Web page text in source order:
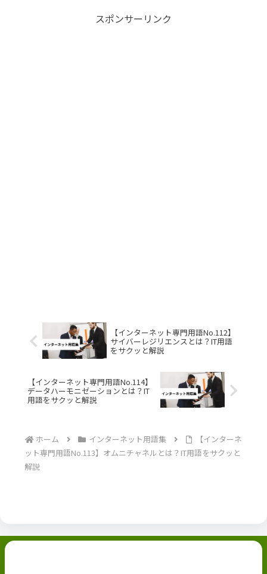
スポンサーリンク
【インターネット専門用語No.112】
サイバーレジリエンスとは？IT用語
をサクッと解説
【インターネット専門用語No.114】
データハーモニゼーションとは？IT
用語をサクッと解説
ホーム インターネット用語集
【インターネ
ット専門用語No.113】オムニチャネルとは？IT用語をサクッと
解説